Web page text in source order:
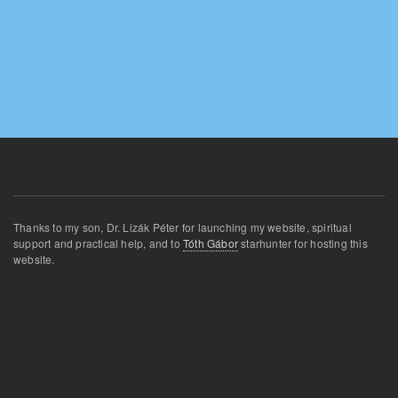
Thanks to my son, Dr. Lizák Péter for launching my website, spiritual
support and practical help, and toTóth Gáborstarhunter for hosting this
website.